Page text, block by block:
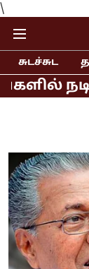
\
சுடச்சுட